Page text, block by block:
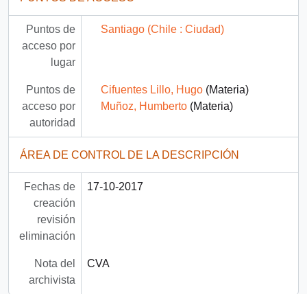
Puntos de
acceso por
lugar
Santiago (Chile : Ciudad)
Puntos de
acceso por
autoridad
Cifuentes Lillo, Hugo(Materia)
Muñoz, Humberto(Materia)
ÁREA DE CONTROL DE LA DESCRIPCIÓN
Fechas de
creación
revisión
eliminación
17-10-2017
Nota del
archivista
CVA